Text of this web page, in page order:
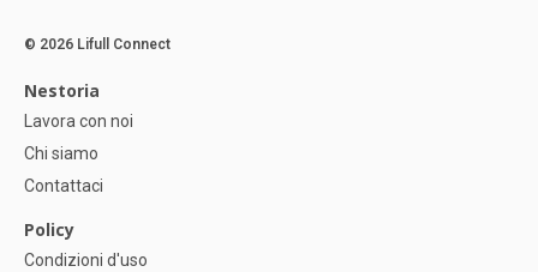
© 2026 Lifull Connect
Nestoria
Lavora con noi
Chi siamo
Contattaci
Policy
Condizioni d'uso